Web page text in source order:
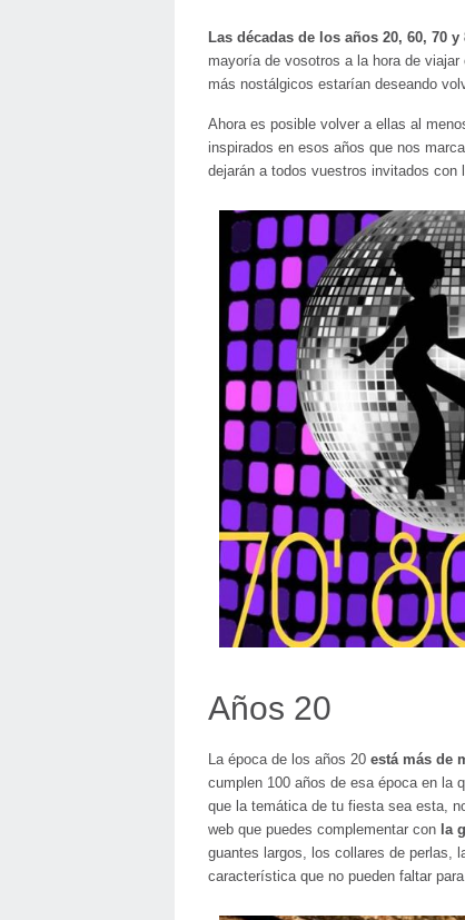
Las décadas de los años 20, 60, 70 y
mayoría de vosotros a la hora de
más nostálgicos estarían deseando
Ahora es posible volver a ellas al
inspirados en esos años que nos
dejarán a todos vuestros invitados con
Años 20
La época de los años 20 está más de
cumplen 100 años de esa época en la
que la temática de tu fiesta sea esta,
web que puedes complementar con la
guantes largos, los collares de perlas,
característica que no pueden faltar